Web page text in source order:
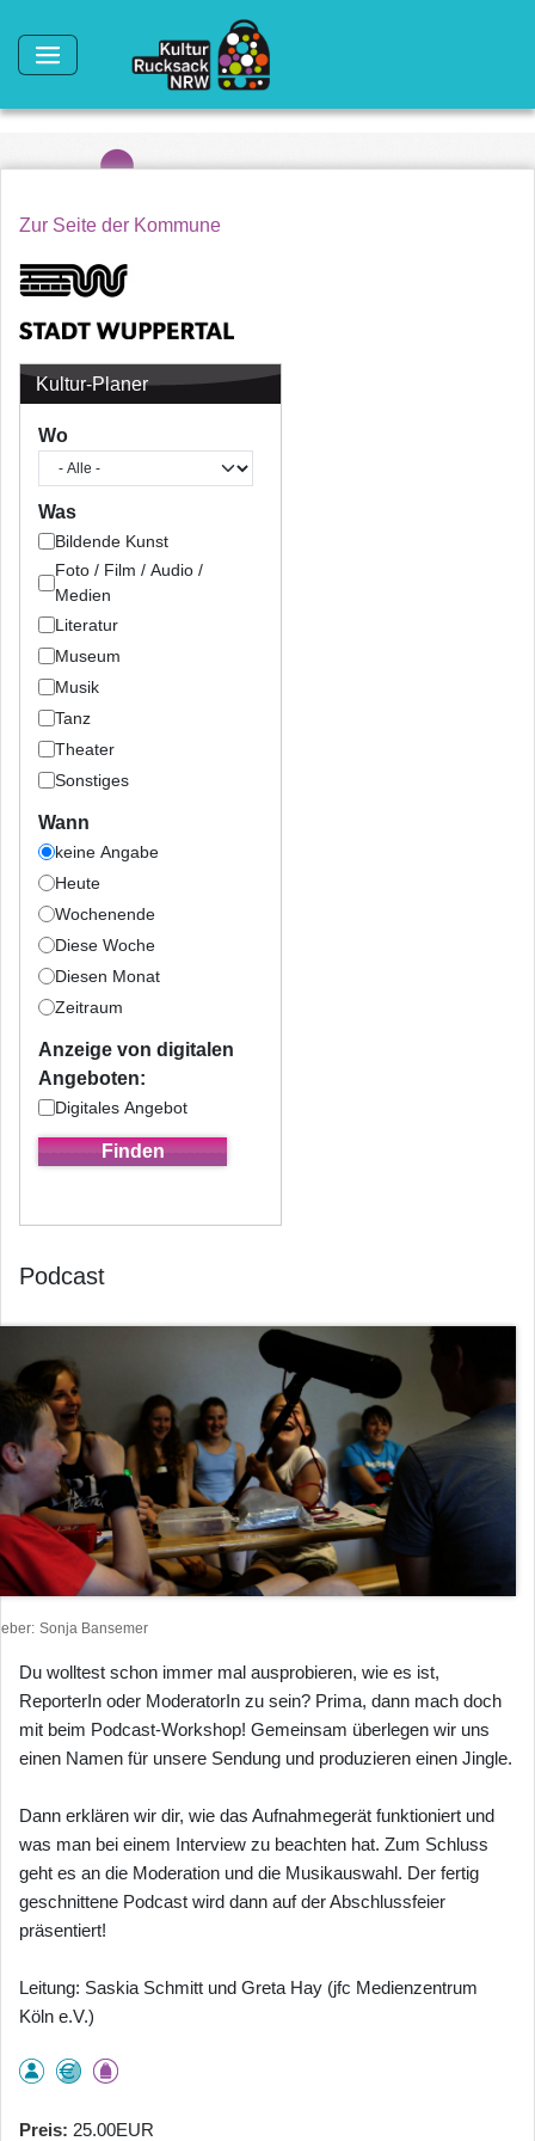
Zur Seite der Kommune
Kultur-Planer
Wo
Was
Bildende Kunst
Foto / Film / Audio /
Medien
Literatur
Museum
Musik
Tanz
Theater
Sonstiges
Wann
keine Angabe
Heute
Wochenende
Diese Woche
Diesen Monat
Zeitraum
Anzeige von digitalen
Angeboten:
Digitales Angebot
Podcast
Sonja Bansemer
Du wolltest schon immer mal ausprobieren, wie es ist,
ReporterIn oder ModeratorIn zu sein? Prima, dann mach doch
mit beim Podcast-Workshop! Gemeinsam überlegen wir uns
einen Namen für unsere Sendung und produzieren einen Jingle.
Dann erklären wir dir, wie das Aufnahmegerät funktioniert und
was man bei einem Interview zu beachten hat. Zum Schluss
geht es an die Moderation und die Musikauswahl. Der fertig
geschnittene Podcast wird dann auf der Abschlussfeier
präsentiert!
Leitung: Saskia Schmitt und Greta Hay (jfc Medienzentrum
Köln e.V.)
Preis 25.00EUR